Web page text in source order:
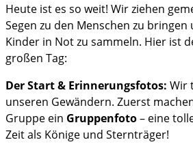
Heute ist es so weit! Wir ziehen
Segen zu den Menschen zu
Kinder in Not zu sammeln. Hier ist
großen Tag:
Der Start & Erinnerungsfotos: Wir
unseren Gewändern. Zuerst
Gruppe ein Gruppenfoto– eine
Zeit als Könige und Sternträger!